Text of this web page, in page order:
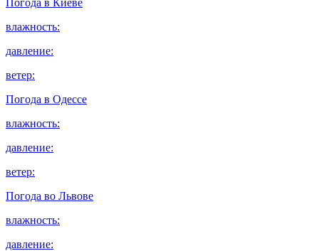
влажность:
давление:
ветер:
Погода в Одессе
влажность:
давление:
ветер:
Погода во Львове
влажность:
давление: